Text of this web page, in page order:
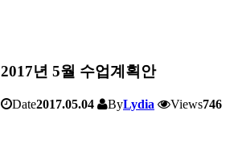
2017년 5월 수업계획안
Date2017.05.04 ByLydia Views746